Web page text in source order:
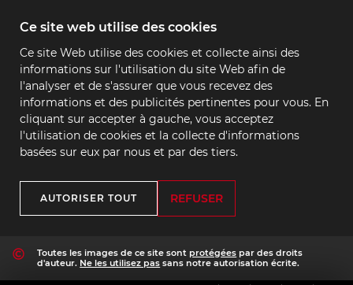
Ce site web utilise des cookies
Ce site Web utilise des cookies et collecte ainsi des
informations sur l'utilisation du site Web afin de
l'analyser et de s'assurer que vous recevez des
informations et des publicités pertinentes pour vous. En
cliquant sur accepter à gauche, vous acceptez
l'utilisation de cookies et la collecte d'informations
basées sur eux par nous et par des tiers.
AUTORISER TOUT REFUSER
Toutes les images de ce site sont protégées par des droits
d'auteur. Ne les utilisez pas sans notre autorisation écrite.